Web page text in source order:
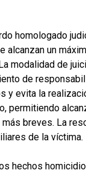
homologado
alcanzan un
modalidad de
de
y evita la
permitiendo
breves. La
de la víctima.
hechos